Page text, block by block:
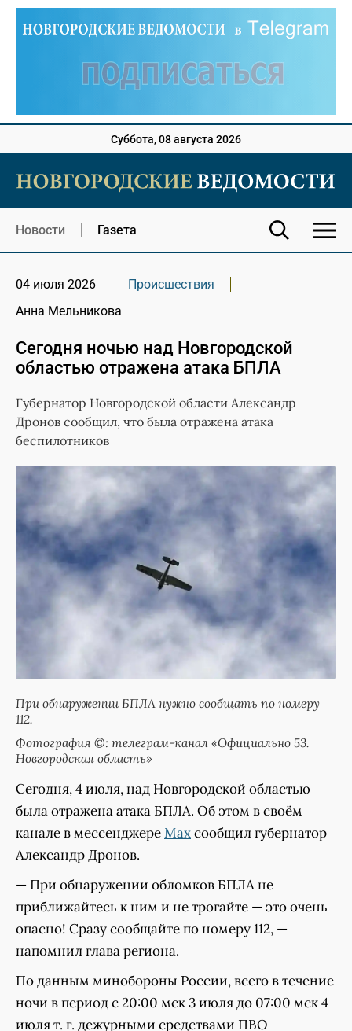
Суббота, 08 августа 2026
Новости Газета
04 июля 2026
Происшествия
Анна Мельникова
Сегодня ночью над Новгородской
областью отражена атака БПЛА
Губернатор Новгородской области Александр
Дронов сообщил, что была отражена атака
беспилотников
При обнаружении БПЛА нужно сообщать по номеру
112.
Фотография ©: телеграм-канал «Официально 53.
Новгородская область»
Сегодня, 4 июля, над Новгородской областью
была отражена атака БПЛА. Об этом в своём
канале в мессенджереМахсообщил губернатор
Александр Дронов.
— При обнаружении обломков БПЛА не
приближайтесь к ним и не трогайте — это очень
опасно! Сразу сообщайте по номеру 112, —
напомнил глава региона.
По данным минобороны России, всего в течение
ночи в период с 20:00 мск 3 июля до 07:00 мск 4
июля т. г. дежурными средствами ПВО